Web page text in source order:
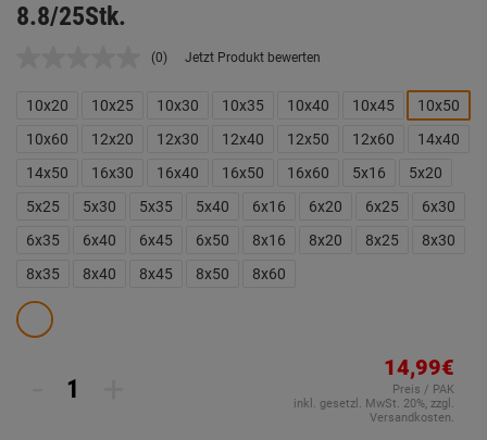
8.8/25Stk.
Kein
Link
auf
derselben
(0) Jetzt Produkt bewerten
10x20 10x25 10x30 10x35 10x40 10x45
10x50
10x60
12x20 12x30 12x40 12x50 12x60
14x40
14x50
16x30 16x40 16x50 16x60 5x16
5x20
5x25
5x30 5x35 5x40 6x16 6x20 6x25
6x30
6x35
6x40 6x45 6x50 8x16 8x20 8x25
8x30
8x35
8x40 8x45 8x50 8x60
14,99€
Preis / PAK
inkl. gesetzl. MwSt. 20%, zzgl.
Versandkosten.